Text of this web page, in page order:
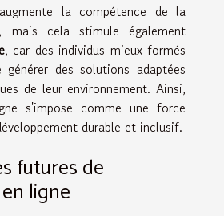
la compétence de la
cela stimule également
, car des individus mieux formés
des solutions adaptées
de leur environnement. Ainsi,
s'impose comme une force
durable et inclusif.
futures de
ligne